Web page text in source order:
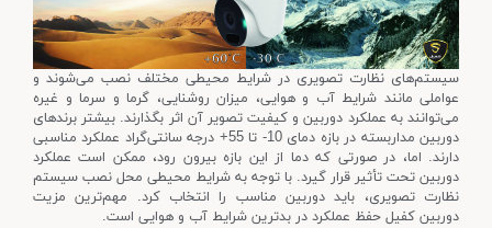
سیستم‌های نظارت تصویری در شرایط محیطی مختلف نصب می‌شوند و
عواملی مانند شرایط آب و هوایی، میزان روشنایی، گرما و سرما و غیره
می‌توانند به عملکرد دوربین و کیفیت تصویر آن اثر بگذارند. بیشتر برندهای
دوربین مداربسته در بازه دمای 10- تا 55+ درجه سانتی‌گراد عملکرد مناسبی
دارند. اما، در صورتی که دما از این بازه بیرون رود، ممکن است عملکرد
دوربین تحت تأثیر قرار گیرد. با توجه به شرایط محیطی محل نصب سیستم
نظارت تصویری، باید دوربین مناسب را انتخاب کرد. مهم‌ترین مزیت
دوربین کفیل حفظ عملکرد در بدترین شرایط آب و هوایی است.